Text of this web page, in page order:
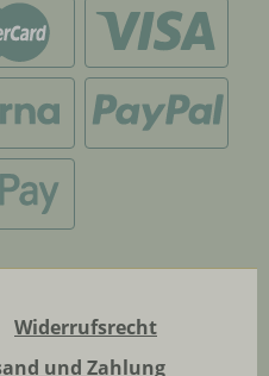
Widerrufsrecht
und Zahlung